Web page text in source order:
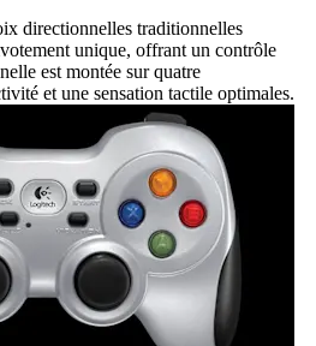
directionnelles traditionnelles
unique, offrant un contrôle
est montée sur quatre
et une sensation tactile optimales.